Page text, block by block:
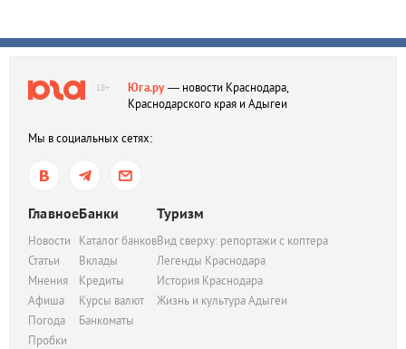
18+ Юга.ру— новости Краснодара,
Краснодарского края и Адыгеи
Мы в социальных сетях:
Главное
Новости
Статьи
Мнения
Афиша
Погода
Пробки
Банки
Каталог банков
Вклады
Кредиты
Курсы валют
Банкоматы
Туризм
Вид сверху: репортажи с коптера
Легенды Краснодара
История Краснодара
Жизнь и культура Адыгеи